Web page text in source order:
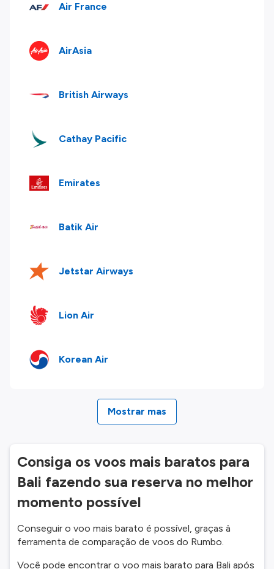
Air France
AirAsia
British Airways
Cathay Pacific
Emirates
Batik Air
Jetstar Airways
Lion Air
Korean Air
Mostrar mas
Consiga os voos mais baratos para
Bali fazendo sua reserva no melhor
momento possível
Conseguir o voo mais barato é possível, graças à
ferramenta de comparação de voos do Rumbo.
Você pode encontrar o voo mais barato para Bali após